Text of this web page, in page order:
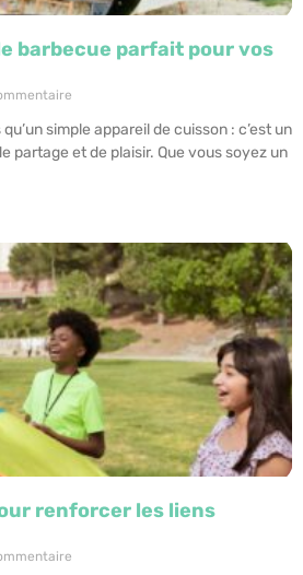
barbecue parfait pour vos
simple appareil de cuisson : c’est un
partage et de plaisir. Que vous soyez un
renforcer les liens